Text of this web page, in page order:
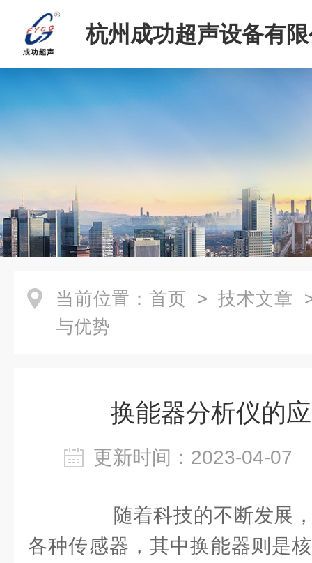
杭州成功超声设备有
当前位置： 首页 > 技术文章
与优势
换能器分析仪的
更新时间：2023-04-
随着科技的不断发展，
各种传感器，其中换能器则是